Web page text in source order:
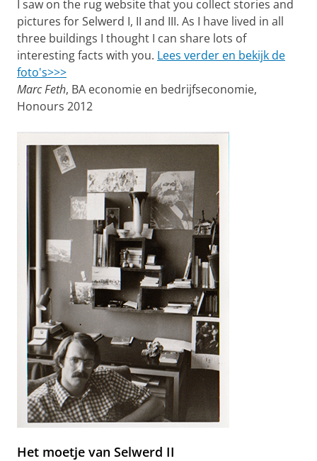
I saw on the rug website that you collect stories and
pictures for Selwerd I, II and III. As I have lived in all
three buildings I thought I can share lots of
interesting facts with you. Lees verder en bekijk de
foto's>>>
Marc Feth, BA economie en bedrijfseconomie,
Honours 2012
Het moetje van Selwerd II